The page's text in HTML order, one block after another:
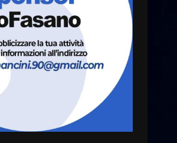
6 Agosto 2026 14:16
Grazia Neglia, coordinatrice
cittadina di Fratelli d’Italia,
pronta a tornare in Consiglio
comunale
6 Agosto 2026 08:00
Cura dei beni comuni e
cittadinanza attiva: online
l’avviso per la gestione